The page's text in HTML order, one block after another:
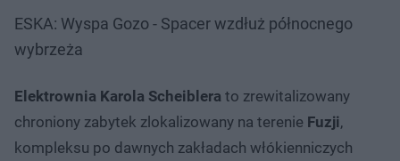
ESKA: Wyspa Gozo - Spacer wzdłuż północnego
wybrzeża
Elektrownia Karola Scheiblera to zrewitalizowany
chroniony zabytek zlokalizowany na terenie Fuzji,
kompleksu po dawnych zakładach włókienniczych